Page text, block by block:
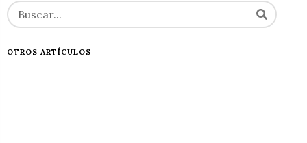
OTROS ARTÍCULOS